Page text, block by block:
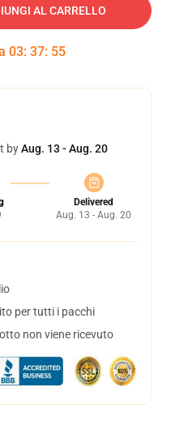
AL CARRELLO
03: 37: 54
byAug. 13 - Aug. 20
Delivered
Aug. 13 - Aug. 20
per tutti i pacchi
non viene ricevuto